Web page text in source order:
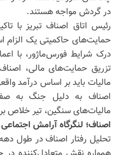
در گردش مواجه هستند.
رئیس اتاق اصناف تبریز با
حمایت‌های حاکمیتی یک الزام
درک شرایط فورس‌ماژور، با
تزریق حمایت‌های مالی،
مالیات باید بر اساس درآمد
اصناف به دلیل جنگ به
مالیات‌های سنگین، تیر خلاص
اصناف؛ لنگرگاه آرامش
تحلیل رفتار اصناف در طول